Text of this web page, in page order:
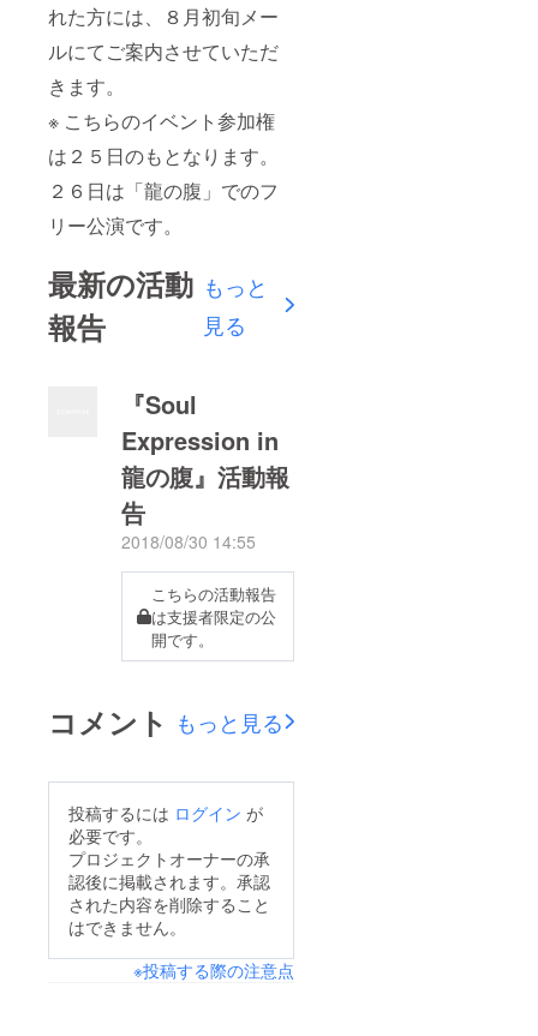
れた方には、８月初旬メー
ルにてご案内させていただ
きます。
※ こちらのイベント参加権
は２５日のもとなります。
２６日は「龍の腹」でのフ
リー公演です。
最新の活動
報告
もっと
見る
『Soul
Expression in
龍の腹』活動報
告
2018/08/30 14:55
こちらの活動報告
は支援者限定の公
開です。
コメント もっと見る
投稿するには ログイン が
必要です。
プロジェクトオーナーの承
認後に掲載されます。承認
された内容を削除すること
はできません。
※投稿する際の注意点